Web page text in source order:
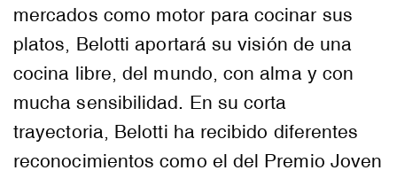
mercados como motor para cocinar sus
platos, Belotti aportará su visión de una
cocina libre, del mundo, con alma y con
mucha sensibilidad. En su corta
trayectoria, Belotti ha recibido diferentes
reconocimientos como el del Premio Joven